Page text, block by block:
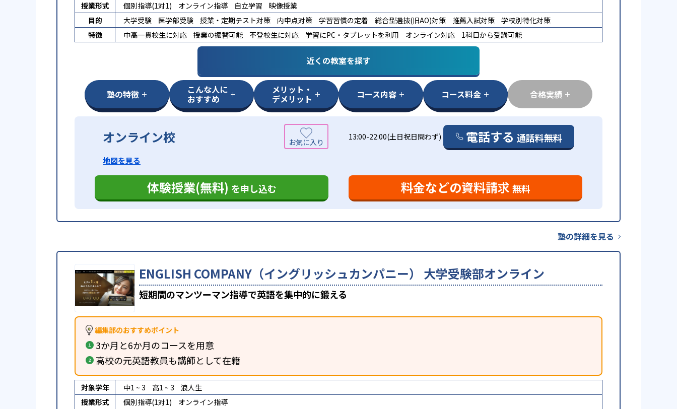
授業形式
個別指導(1対1) オンライン指導 自立学習
映像授業
目的
大学受験 医学部受験 授業・定期テスト対策 内申点対策 学習習慣の定着 総合型選抜(旧AO)対策 推薦入試対策
学校別特化対策
特徴
中高一貫校生に対応 授業の振替可能 不登校生に対応 学習にPC・タブレットを利用 オンライン対応 1科目から受講可能
近くの教室を探す
塾の特徴 こんな人に
おすすめ
メリット・
デメリット コース内容 コース料金 合格実績
オンライン校 13:00-22:00(土日祝日問わず) 電話する 通話料無料
地図を見る
体験授業(無料) を申し込む 料金などの資料請求 無料
塾の詳細を見る
ENGLISH COMPANY（イングリッシュカンパニー） 大学受験部オンライン
短期間のマンツーマン指導で英語を集中的に鍛える
編集部のおすすめポイント
3か月と6か月のコースを用意
高校の元英語教員も講師として在籍
対象学年 中1 ~ 3 高1 ~ 3
浪人生
授業形式
個別指導(1対1)
オンライン指導